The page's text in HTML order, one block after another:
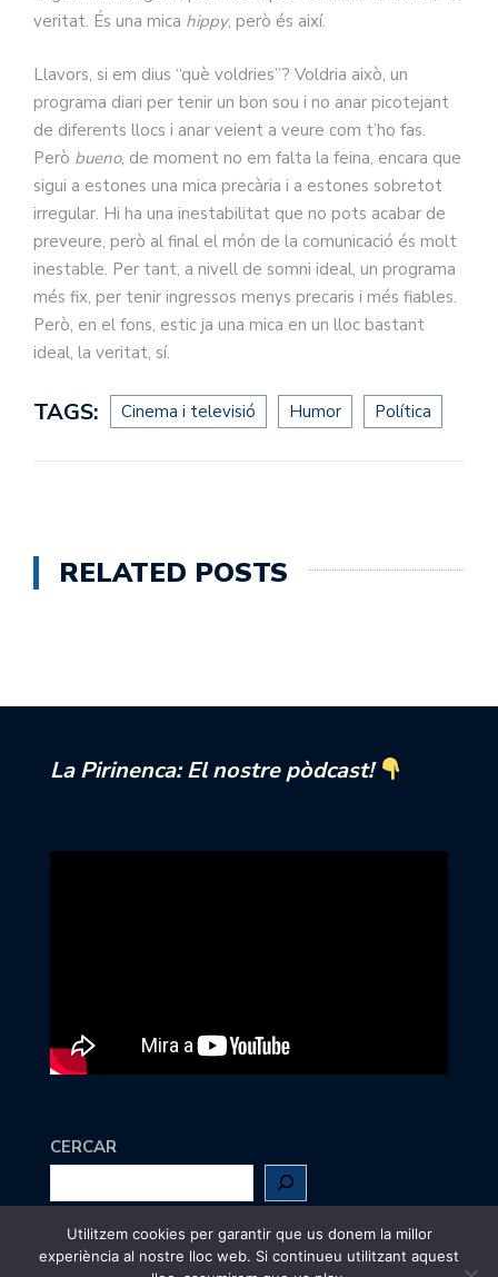
veritat. És una mica hippy, però és així.
Llavors, si em dius “què voldries”? Voldria això, un
programa diari per tenir un bon sou i no anar picotejant
de diferents llocs i anar veient a veure com t’ho fas.
Però bueno, de moment no em falta la feina, encara que
sigui a estones una mica precària i a estones sobretot
irregular. Hi ha una inestabilitat que no pots acabar de
preveure, però al final el món de la comunicació és molt
inestable. Per tant, a nivell de somni ideal, un programa
més fix, per tenir ingressos menys precaris i més fiables.
Però, en el fons, estic ja una mica en un lloc bastant
ideal, la veritat, sí.
TAGS: Cinema i televisió Humor Política
RELATED POSTS
La Pirinenca: El nostre pòdcast!
CERCAR
Escriu-nos amaig@jcc.cat
Utilitzem cookies per garantir que us donem la millor
experiència al nostre lloc web. Si continueu utilitzant aquest